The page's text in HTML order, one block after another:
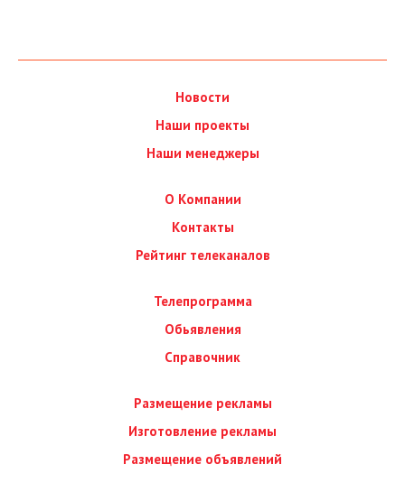
Новости
Наши проекты
Наши менеджеры
О Компании
Контакты
Рейтинг телеканалов
Телепрограмма
Обьявления
Справочник
Размещение рекламы
Изготовление рекламы
Размещение объявлений